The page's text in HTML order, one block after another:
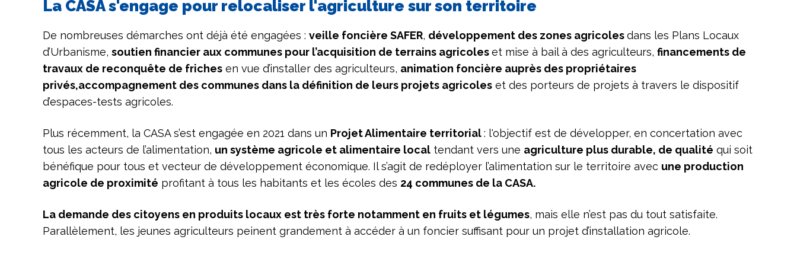
La CASA s'engage pour relocaliser l'agriculture sur son territoire
De nombreuses démarches ont déjà été engagées : veille foncière SAFER, développement des zones agricolesdans les Plans Locaux
d’Urbanisme, soutien financier aux communes pour l’acquisition de terrains agricoleset mise à bail à des agriculteurs, financements de
travaux de reconquête de friches en vue d’installer des agriculteurs, animation foncière auprès des propriétaires
privés,accompagnement des communes dans la définition de leurs projets agricoles et des porteurs de projets à travers le dispositif
d’espaces-tests agricoles.
Plus récemment, la CASA s’est engagée en 2021 dans un Projet Alimentaire territorial: l'objectif est de développer, en concertation avec
tous les acteurs de l’alimentation, un système agricole et alimentaire local tendant vers une agriculture plus durable, de qualité qui soit
bénéfique pour tous et vecteur de développement économique. Il s’agit de redéployer l’alimentation sur le territoire avec une production
agricole de proximité profitant à tous les habitants et les écoles des 24 communes de la CASA.
La demande des citoyens en produits locaux est très forte notamment en fruits et légumes, mais elle n’est pas du tout satisfaite.
Parallèlement, les jeunes agriculteurs peinent grandement à accéder à un foncier suffisant pour un projet d’installation agricole.